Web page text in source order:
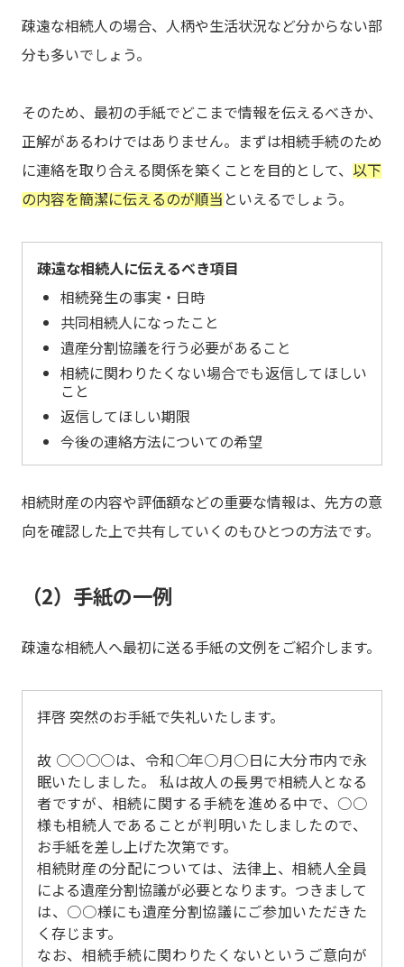
疎遠な相続人の場合、人柄や生活状況など分からない部
分も多いでしょう。
そのため、最初の手紙でどこまで情報を伝えるべきか、
正解があるわけではありません。まずは相続手続のため
に連絡を取り合える関係を築くことを目的として、 以下
の内容を簡潔に伝えるのが順当といえるでしょう。
疎遠な相続人に伝えるべき項目
相続発生の事実・日時
共同相続人になったこと
遺産分割協議を行う必要があること
相続に関わりたくない場合でも返信してほしい
こと
返信してほしい期限
今後の連絡方法についての希望
相続財産の内容や評価額などの重要な情報は、先方の意
向を確認した上で共有していくのもひとつの方法です。
（2）手紙の一例
疎遠な相続人へ最初に送る手紙の文例をご紹介します。
拝啓 突然のお手紙で失礼いたします。
故 ○○○○は、令和○年○月○日に大分市内で永
眠いたしました。 私は故人の長男で相続人となる
者ですが、相続に関する手続を進める中で、○○
様も相続人であることが判明いたしましたので、
お手紙を差し上げた次第です。
相続財産の分配については、法律上、相続人全員
による遺産分割協議が必要となります。つきまして
は、○○様にも遺産分割協議にご参加いただきた
く存じます。
なお、相続手続に関わりたくないというご意向が